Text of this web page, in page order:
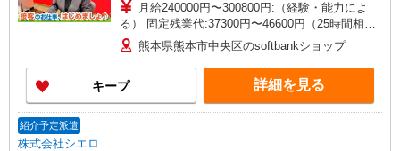
月給240000円〜300800円:（経験・能力によ
る） 固定残業代:37300円〜46600円（25時間相
当） ※時間外勤務の有無にかかわらず固定残業代
は支給されます。また、相当時間を超えて時間外
勤務した場合は1分単位で残業代が追加で支給され
ます。 ※試用期間あり4ヶ月月給25万円以上 ※残
業代支給 ★交通費別途支給（規定あり） ゜
熊本県熊本市中央区のsoftbankショップ
キープ 詳細を見る
紹介予定派遣
株式会社シエロ